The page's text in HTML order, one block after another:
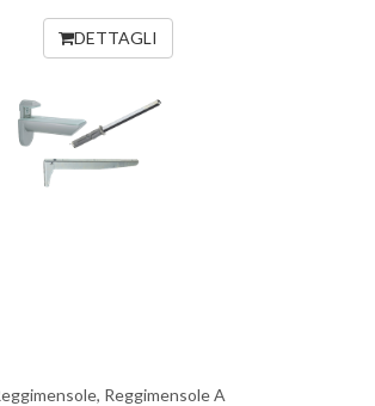
DETTAGLI
Reggimensole A